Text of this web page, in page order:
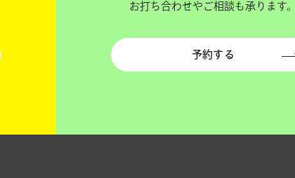
お打ち合わせやご相談も承ります。
予約する